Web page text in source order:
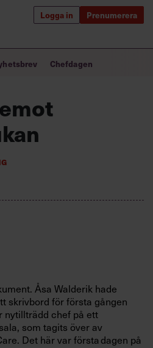
Logga in Prenumerera
världen
ledare
Chefdagen
Åsa Walderik hade
skrivbord för första gången
nytillträdd chef på ett
som tagits över av
Det här var ­första dagen på